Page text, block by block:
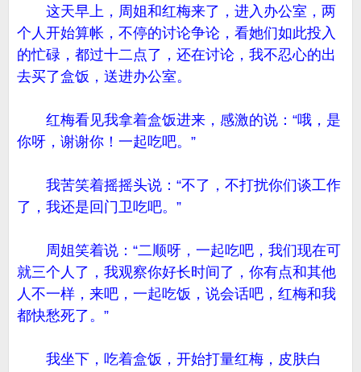
这天早上，周姐和红梅来了，进入办公室，两
个人开始算帐，不停的讨论争论，看她们如此投入
的忙碌，都过十二点了，还在讨论，我不忍心的出
去买了盒饭，送进办公室。
红梅看见我拿着盒饭进来，感激的说：“哦，是
你呀，谢谢你！一起吃吧。”
我苦笑着摇摇头说：“不了，不打扰你们谈工作
了，我还是回门卫吃吧。”
周姐笑着说：“二顺呀，一起吃吧，我们现在可
就三个人了，我观察你好长时间了，你有点和其他
人不一样，来吧，一起吃饭，说会话吧，红梅和我
都快愁死了。”
我坐下，吃着盒饭，开始打量红梅，皮肤白